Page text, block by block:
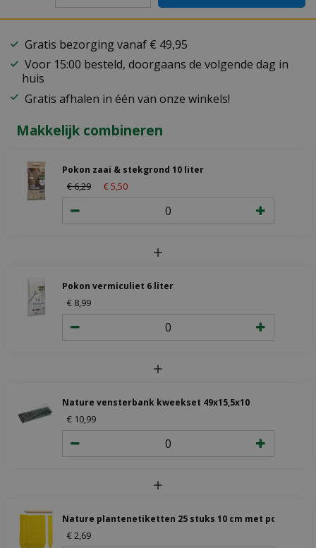
Gratis bezorging vanaf € 49,95
Voor 15:00 besteld, doorgaans de volgende dag in
huis
Gratis afhalen in één van onze winkels!
Makkelijk combineren
Pokon zaai & stekgrond 10 liter
€6,29 €5 50
Pokon vermiculiet 6 liter
€ 8 99
Nature vensterbank kweekset 49x15,5x10
€ 10 99
Nature plantenetiketten 25 stuks 10 cm met potlood
€ 2 69